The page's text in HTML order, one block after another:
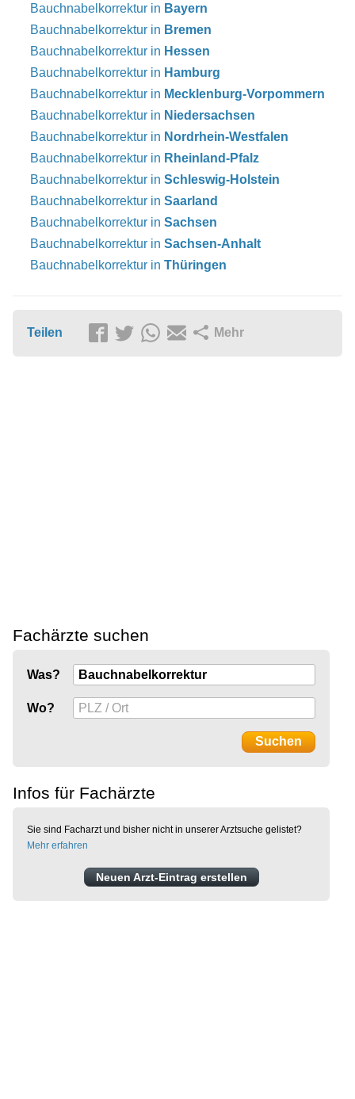
Bauchnabelkorrektur in Bayern
Bauchnabelkorrektur in Bremen
Bauchnabelkorrektur in Hessen
Bauchnabelkorrektur in Hamburg
Bauchnabelkorrektur in Mecklenburg-Vorpommern
Bauchnabelkorrektur in Niedersachsen
Bauchnabelkorrektur in Nordrhein-Westfalen
Bauchnabelkorrektur in Rheinland-Pfalz
Bauchnabelkorrektur in Schleswig-Holstein
Bauchnabelkorrektur in Saarland
Bauchnabelkorrektur in Sachsen
Bauchnabelkorrektur in Sachsen-Anhalt
Bauchnabelkorrektur in Thüringen
Teilen Mehr
Fachärzte suchen
Was?
Wo?
Infos für Fachärzte
Sie sind Facharzt und bisher nicht in unserer Arztsuche gelistet?
Mehr erfahren
Neuen Arzt-Eintrag erstellen